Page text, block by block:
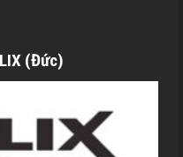
(Đức)